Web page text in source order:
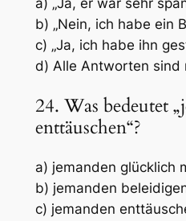
b) „Nein, ich habe ein
c) „Ja, ich habe ihn
d) Alle Antworten sind
24. Was bedeutet
enttäuschen“?
a) jemanden glücklich
b) jemanden
c) jemanden